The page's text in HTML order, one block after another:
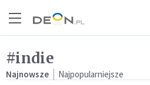
#indie
Najnowsze Najpopularniejsze